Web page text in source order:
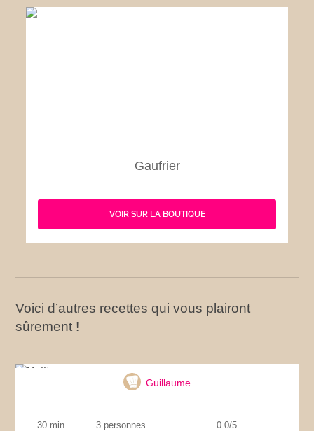
Gaufrier
VOIR SUR LA BOUTIQUE
Voici d’autres recettes qui vous plairont
sûrement !
Guillaume
30 min 3 personnes 0.0/5